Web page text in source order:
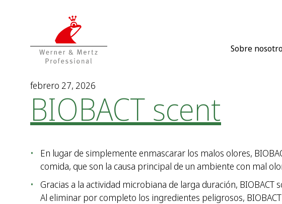
Sobre
febrero 27, 2026
BIOBACT scent
En lugar de simplemente enmascarar los malos olores,
comida, que son la causa principal de un ambiente con mal
Gracias a la actividad microbiana de larga duración, BIOBACT
Al eliminar por completo los ingredientes peligrosos,